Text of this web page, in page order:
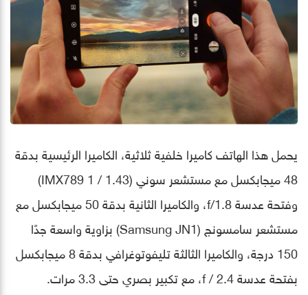
يحمل هذا الهاتف كاميرا خلفية ثلاثية، الكاميرا الرئيسية بدقة
48 ميجابكسل مع مستشعر سوني (IMX789 1 / 1.43)
وفتحة عدسة f/1.8، والكاميرا الثانية بدقة 50 ميجابكسل مع
مستشعر سامسونج (Samsung JN1) بزاوية واسعة جدًا
150 درجة، والكاميرا الثالثة تليفوتوغرافي بدقة 8 ميجابكسل
بفتحة عدسة f / 2.4، مع تكبير بصري حتى 3.3 مرات.